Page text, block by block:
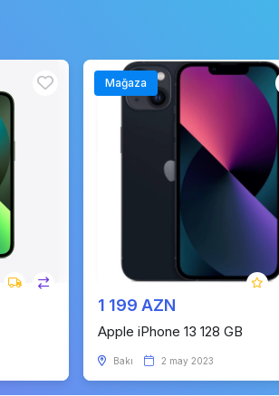
Mağaza
1 199 AZN
Apple iPhone 13 128 GB
Bakı 2 may 2023